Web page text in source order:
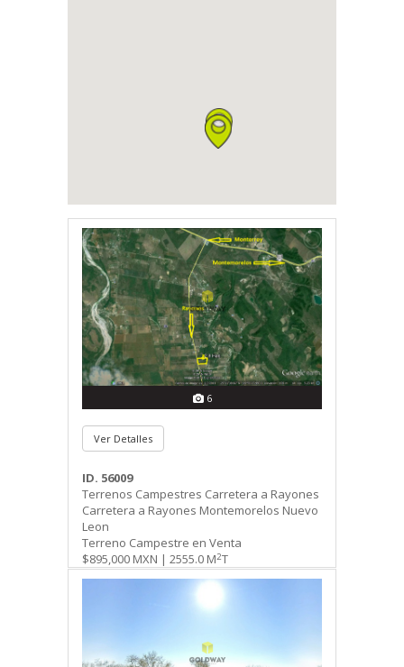
6
Ver Detalles
ID. 56009
Terrenos Campestres Carretera a Rayones
Carretera a Rayones Montemorelos Nuevo
Leon
Terreno Campestre en Venta
$895,000 MXN | 2555.0 M2T